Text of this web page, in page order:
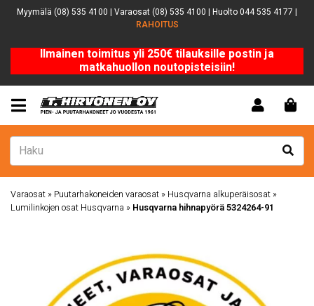
Myymälä (08) 535 4100 | Varaosat (08) 535 4100 | Huolto 044 535 4177 |
RAHOITUS
Ilmainen toimitus yli 250€ tilauksille postin ja
matkahuollon noutopisteisiin!
Varaosat » Puutarhakoneiden varaosat » Husqvarna alkuperäisosat »
Lumilinkojen osat Husqvarna » Husqvarna hihnapyörä 5324264-91